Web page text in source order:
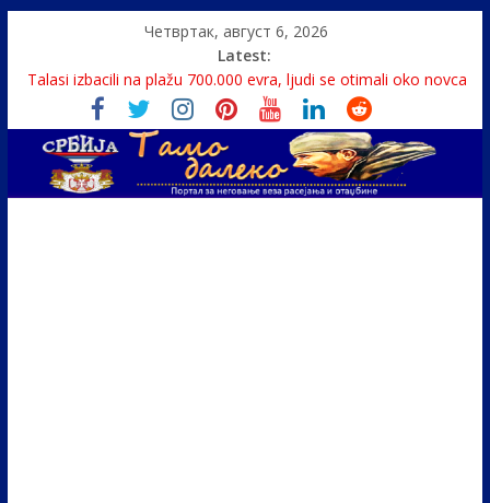
Четвртак, август 6, 2026
Latest:
Talasi izbacili na plažu 700.000 evra, ljudi se otimali oko novca
Srbin zaspao na Dunavu, reka ga odnela u Rumuniju
Politika i seks glavne teme srpskih medija
U Srbiji pola miliona migranata, 100 000 stranaca se zaposlilo
Monasi spasili dete sa litice visoke 15 metara